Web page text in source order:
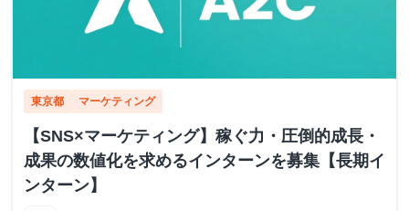
東京都 マーケティング
【SNS×マーケティング】稼ぐ力・圧倒的成長・
成果の数値化を求めるインターンを募集【長期イ
ンターン】